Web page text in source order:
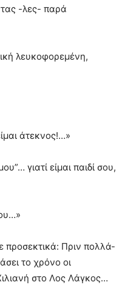
-λες- παρά
λευκοφορεμένη,
άτεκνος!…»
γιατί είμαι παιδί σου,
προσεκτικά: Πριν πολλά-
το χρόνο οι
στο Λος Λάγκος…